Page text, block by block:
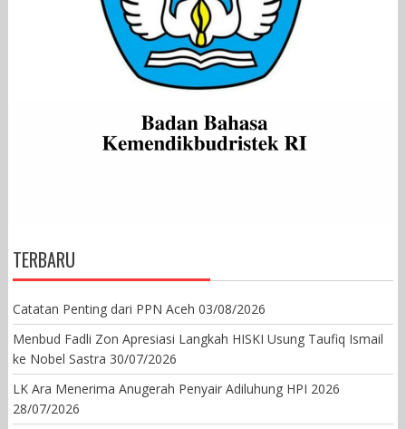
TERBARU
Catatan Penting dari PPN Aceh 03/08/2026
Menbud Fadli Zon Apresiasi Langkah HISKI Usung Taufiq Ismail
ke Nobel Sastra 30/07/2026
LK Ara Menerima Anugerah Penyair Adiluhung HPI 2026
28/07/2026